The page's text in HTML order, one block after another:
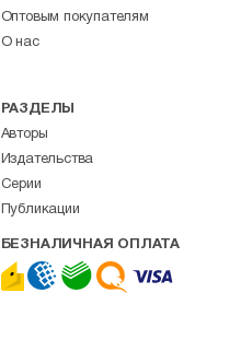
Оптовым покупателям
О нас
РАЗДЕЛЫ
Авторы
Издательства
Серии
Публикации
БЕЗНАЛИЧНАЯ ОПЛАТА